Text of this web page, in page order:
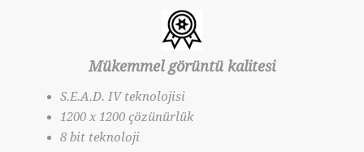
Mükemmel görüntü kalitesi
S.E.A.D. IV teknolojisi
1200 x 1200 çözünürlük
8 bit teknoloji